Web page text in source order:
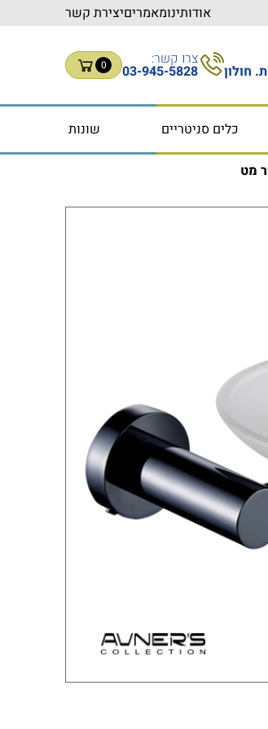
אודותינומאמריםיצירת קשר
צרו קשר:
03-945-5828
0
כלים סניטריים שונות